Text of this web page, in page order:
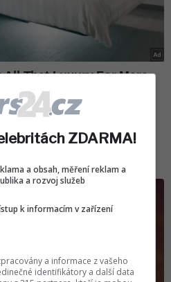
ZDARMA!
a obsah, měření reklam a
a rozvoj služeb
k informacím v zařízení
a informace z vašeho
identifikátory a další data